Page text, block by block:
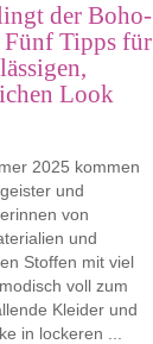
der Boho-
Fünf Tipps für
Look
2025 kommen
und
von
und
Stoffen mit viel
voll zum
Kleider und
in lockeren ...